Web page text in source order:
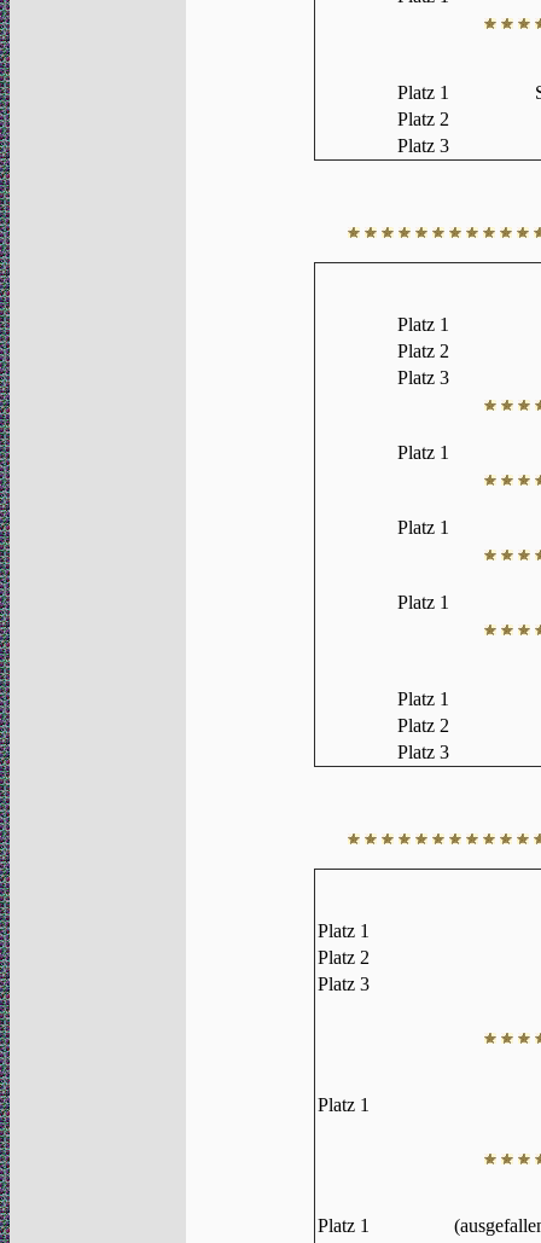
Platz 1
Platz 2
Platz 3
Platz 1
Platz 2
Platz 3
Platz 1
Platz 1
Platz 1
Platz 1
Platz 2
Platz 3
Platz 1
Platz 2
Platz 3
Platz 1
Platz 1